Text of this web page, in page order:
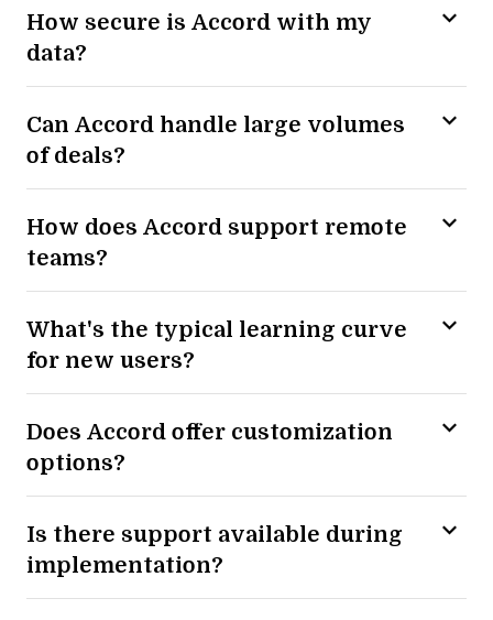
How secure is Accord with my
data?
Can Accord handle large volumes
of deals?
How does Accord support remote
teams?
What's the typical learning curve
for new users?
Does Accord offer customization
options?
Is there support available during
implementation?